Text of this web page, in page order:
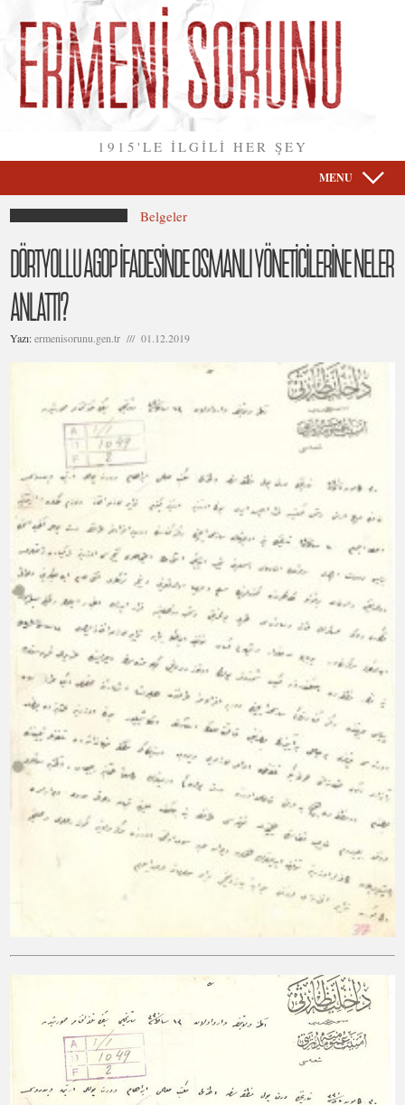
1915'LE İLGİLİ HER ŞEY
MENU
Belgeler
DÖRTYOLLU AGOP İFADESİNDE OSMANLI YÖNETİCİLERİNE NELER
ANLATTI?
Yazı:ermenisorunu.gen.tr /// 01.12.2019